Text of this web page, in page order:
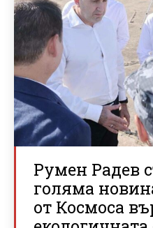
Румен Радев
голяма
от Космоса